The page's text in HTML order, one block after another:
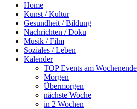
Home
Kunst / Kultur
Gesundheit / Bildung
Nachrichten / Doku
Musik / Film
Soziales / Leben
Kalender
TOP Events am Wochenende
Morgen
Übermorgen
nächste Woche
in 2 Wochen